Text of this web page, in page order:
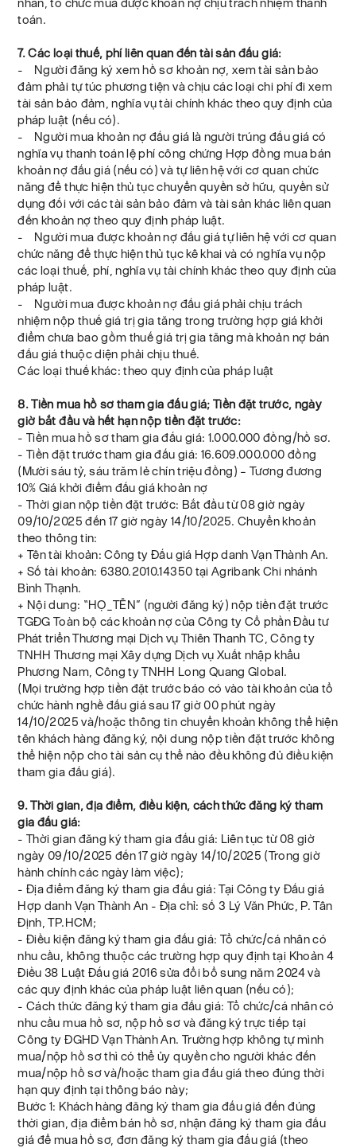
nhân, tổ chức mua được khoản nợ chịu trách nhiệm thanh
toán.
7. Các loại thuế, phí liên quan đến tài sản đấu giá:
- Người đăng ký xem hồ sơ khoản nợ, xem tài sản bảo
đảm phải tự túc phương tiện và chịu các loại chi phí đi xem
tài sản bảo đảm, nghĩa vụ tài chính khác theo quy định của
pháp luật (nếu có).
- Người mua khoản nợ đấu giá là người trúng đấu giá có
nghĩa vụ thanh toán lệ phí công chứng Hợp đồng mua bán
khoản nợ đấu giá (nếu có) và tự liên hệ với cơ quan chức
năng để thực hiện thủ tục chuyển quyền sở hữu, quyền sử
dụng đối với các tài sản bảo đảm và tài sản khác liên quan
đến khoản nợ theo quy định pháp luật.
- Người mua được khoản nợ đấu giá tự liên hệ với cơ quan
chức năng để thực hiện thủ tục kê khai và có nghĩa vụ nộp
các loại thuế, phí, nghĩa vụ tài chính khác theo quy định của
pháp luật.
- Người mua được khoản nợ đấu giá phải chịu trách
nhiệm nộp thuế giá trị gia tăng trong trường hợp giá khởi
điểm chưa bao gồm thuế giá trị gia tăng mà khoản nợ bán
đấu giá thuộc diện phải chịu thuế.
Các loại thuế khác: theo quy định của pháp luật
8. Tiền mua hồ sơ tham gia đấu giá; Tiền đặt trước, ngày
giờ bắt đầu và hết hạn nộp tiền đặt trước:
- Tiền mua hồ sơ tham gia đấu giá: 1.000.000 đồng/hồ sơ.
- Tiền đặt trước tham gia đấu giá: 16.609.000.000 đồng
(Mười sáu tỷ, sáu trăm lẻ chín triệu đồng) – Tương đương
10% Giá khởi điểm đấu giá khoản nợ
- Thời gian nộp tiền đặt trước: Bắt đầu từ 08 giờ ngày
09/10/2025 đến 17 giờ ngày 14/10/2025. Chuyển khoản
theo thông tin:
+ Tên tài khoản: Công ty Đấu giá Hợp danh Vạn Thành An.
+ Số tài khoản: 6380.2010.14350 tại Agribank Chi nhánh
Bình Thạnh.
+ Nội dung: “HỌ_TÊN” (người đăng ký) nộp tiền đặt trước
TGĐG Toàn bộ các khoản nợ của Công ty Cổ phần Đầu tư
Phát triển Thương mại Dịch vụ Thiên Thanh TC, Công ty
TNHH Thương mại Xây dựng Dịch vụ Xuất nhập khẩu
Phương Nam, Công ty TNHH Long Quang Global.
(Mọi trường hợp tiền đặt trước báo có vào tài khoản của tổ
chức hành nghề đấu giá sau 17 giờ 00 phút ngày
14/10/2025 và/hoặc thông tin chuyển khoản không thể hiện
tên khách hàng đăng ký, nội dung nộp tiền đặt trước không
thể hiện nộp cho tài sản cụ thể nào đều không đủ điều kiện
tham gia đấu giá).
9. Thời gian, địa điểm, điều kiện, cách thức đăng ký tham
gia đấu giá:
- Thời gian đăng ký tham gia đấu giá: Liên tục từ 08 giờ
ngày 09/10/2025 đến 17 giờ ngày 14/10/2025 (Trong giờ
hành chính các ngày làm việc);
- Địa điểm đăng ký tham gia đấu giá: Tại Công ty Đấu giá
Hợp danh Vạn Thành An - Địa chỉ: số 3 Lý Văn Phức, P. Tân
Định, TP.HCM;
- Điều kiện đăng ký tham gia đấu giá: Tổ chức/cá nhân có
nhu cầu, không thuộc các trường hợp quy định tại Khoản 4
Điều 38 Luật Đấu giá 2016 sửa đổi bổ sung năm 2024 và
các quy định khác của pháp luật liên quan (nếu có);
- Cách thức đăng ký tham gia đấu giá: Tổ chức/cá nhân có
nhu cầu mua hồ sơ, nộp hồ sơ và đăng ký trực tiếp tại
Công ty ĐGHD Vạn Thành An. Trường hợp không tự mình
mua/nộp hồ sơ thì có thể ủy quyền cho người khác đến
mua/nộp hồ sơ và/hoặc tham gia đấu giá theo đúng thời
hạn quy định tại thông báo này;
Bước 1: Khách hàng đăng ký tham gia đấu giá đến đúng
thời gian, địa điểm bán hồ sơ, nhận đăng ký tham gia đấu
giá để mua hồ sơ, đơn đăng ký tham gia đấu giá (theo